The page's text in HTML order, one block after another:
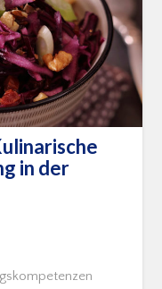
in der